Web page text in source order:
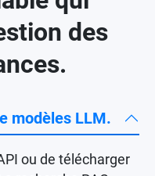
des
modèles LLM.
ou de télécharger